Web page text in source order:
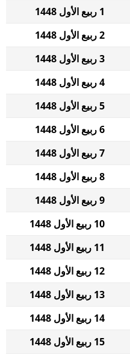
1 ربيع الأول 1448
2 ربيع الأول 1448
3 ربيع الأول 1448
4 ربيع الأول 1448
5 ربيع الأول 1448
6 ربيع الأول 1448
7 ربيع الأول 1448
8 ربيع الأول 1448
9 ربيع الأول 1448
10 ربيع الأول 1448
11 ربيع الأول 1448
12 ربيع الأول 1448
13 ربيع الأول 1448
14 ربيع الأول 1448
15 ربيع الأول 1448